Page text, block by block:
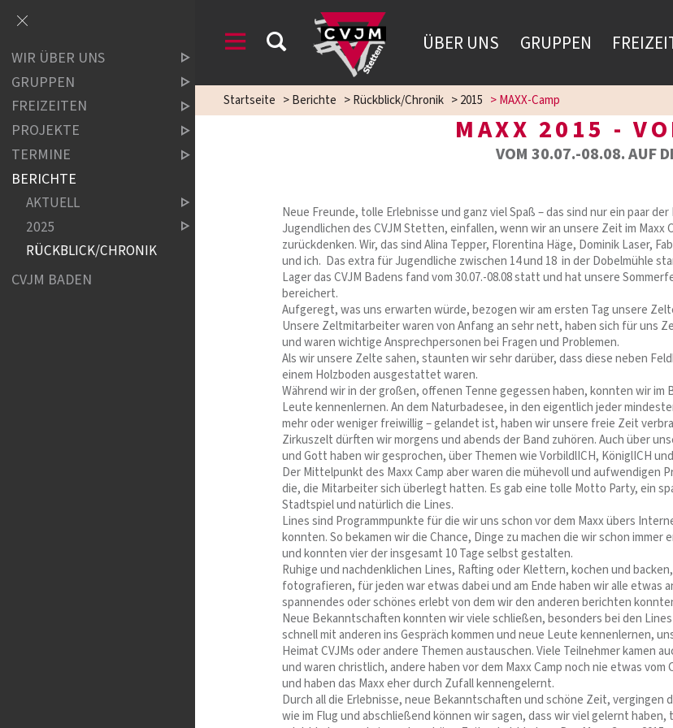
ÜBER UNS GRUPPEN
Startseite >Berichte >Rückblick/Chronik >2015 >MAXX-Camp
MAXX 2015 -
VOM 30.07.-08.08. AUF
Neue Freunde, tolle Erlebnisse und ganz viel Spaß – das sind nur ein paar
Jugendlichen des CVJM Stetten, einfallen, wenn wir an unsere Zeit im Maxx
zurückdenken. Wir, das sind Alina Tepper, Florentina Häge, Dominik Laser,
und ich. Das extra für Jugendliche zwischen 14 und 18 in der Dobelmühle
Lager das CVJM Badens fand vom 30.07.-08.08 statt und hat unsere
bereichert.
Aufgeregt, was uns erwarten würde, bezogen wir am ersten Tag unsere
Unsere Zeltmitarbeiter waren von Anfang an sehr nett, haben sich für uns
und waren wichtige Ansprechpersonen bei Fragen und Problemen.
Als wir unsere Zelte sahen, staunten wir sehr darüber, dass diese neben
einem Holzboden ausgestattet waren.
Während wir in der großen, offenen Tenne gegessen haben, konnten wir im
Leute kennenlernen. An dem Naturbadesee, in den eigentlich jeder
mehr oder weniger freiwillig – gelandet ist, haben wir unsere freie Zeit
Zirkuszelt dürften wir morgens und abends der Band zuhören. Auch über
und Gott haben wir gesprochen, über Themen wie VorbildlICH, KöniglICH
Der Mittelpunkt des Maxx Camp aber waren die mühevoll und aufwendigen
die, die Mitarbeiter sich überlegt hatten. Es gab eine tolle Motto Party, ein
Stadtspiel und natürlich die Lines.
Lines sind Programmpunkte für die wir uns schon vor dem Maxx übers
konnten. So bekamen wir die Chance, Dinge zu machen die wir schon immer
und konnten vier der insgesamt 10 Tage selbst gestalten.
Ruhige und nachdenklichen Lines, Rafting oder Klettern, kochen und
fotografieren, für jeden war etwas dabei und am Ende haben wir alle etwas
spannendes oder schönes erlebt von dem wir den anderen berichten
Neue Bekanntschaften konnten wir viele schließen, besonders bei den
schnell mit anderen ins Gespräch kommen und neue Leute kennenlernen,
Heimat CVJMs oder andere Themen austauschen. Viele Teilnehmer kamen
und waren christlich, andere haben vor dem Maxx Camp noch nie etwas vom
und haben das Maxx eher durch Zufall kennengelernt.
Durch all die Erlebnisse, neue Bekanntschaften und schöne Zeit, vergingen
wie im Flug und abschließend können wir sagen, dass wir viel gelernt haben,
WIR ÜBER UNS
GRUPPEN
FREIZEITEN
PROJEKTE
TERMINE
BERICHTE
AKTUELL
2025
RÜCKBLICK/CHRONIK
CVJM BADEN